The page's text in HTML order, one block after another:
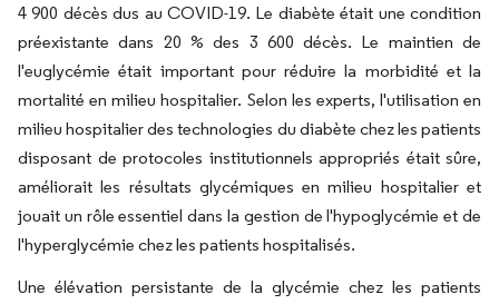
4 900 décès dus au COVID-19. Le diabète était une condition
préexistante dans 20 % des 3 600 décès. Le maintien de
l'euglycémie était important pour réduire la morbidité et la
mortalité en milieu hospitalier. Selon les experts, l'utilisation en
milieu hospitalier des technologies du diabète chez les patients
disposant de protocoles institutionnels appropriés était sûre,
améliorait les résultats glycémiques en milieu hospitalier et
jouait un rôle essentiel dans la gestion de l'hypoglycémie et de
l'hyperglycémie chez les patients hospitalisés.
Une élévation persistante de la glycémie chez les patients